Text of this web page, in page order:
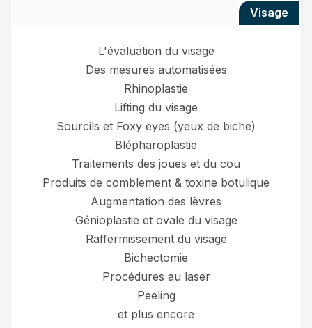
visage
L'évaluation du visage
Des mesures automatisées
Rhinoplastie
Lifting du visage
Sourcils et Foxy eyes (yeux de biche)
Blépharoplastie
Traitements des joues et du cou
Produits de comblement & toxine botulique
Augmentation des lèvres
Génioplastie et ovale du visage
Raffermissement du visage
Bichectomie
Procédures au laser
Peeling
et plus encore